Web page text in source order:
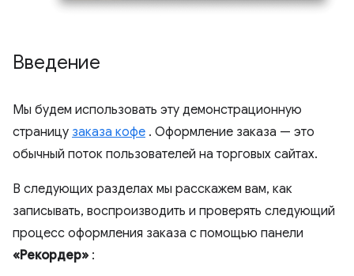
Введение
Мы будем использовать эту демонстрационную
страницу заказа кофе . Оформление заказа — это
обычный поток пользователей на торговых сайтах.
В следующих разделах мы расскажем вам, как
записывать, воспроизводить и проверять следующий
процесс оформления заказа с помощью панели
«Рекордер» :